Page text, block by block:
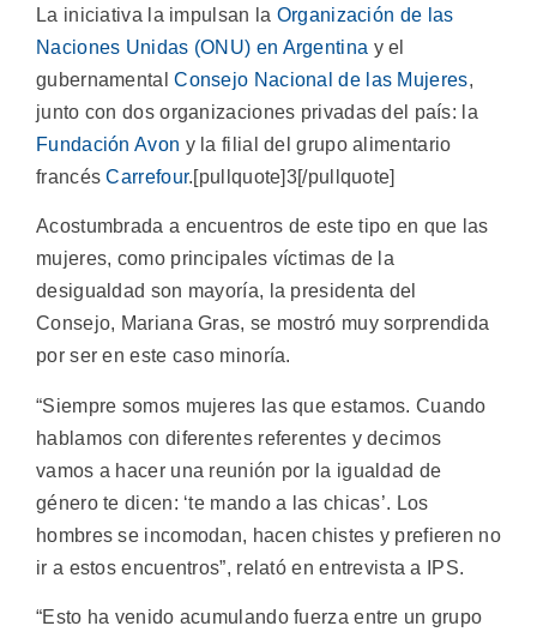
La iniciativa la impulsan la Organización de las
Naciones Unidas (ONU) en Argentina y el
gubernamentalConsejo Nacional de las Mujeres,
junto con dos organizaciones privadas del país: la
Fundación Avon y la filial del grupo alimentario
francésCarrefour.[pullquote]3[/pullquote]
Acostumbrada a encuentros de este tipo en que las
mujeres, como principales víctimas de la
desigualdad son mayoría, la presidenta del
Consejo, Mariana Gras, se mostró muy sorprendida
por ser en este caso minoría.
“Siempre somos mujeres las que estamos. Cuando
hablamos con diferentes referentes y decimos
vamos a hacer una reunión por la igualdad de
género te dicen: ‘te mando a las chicas’. Los
hombres se incomodan, hacen chistes y prefieren no
ir a estos encuentros”, relató en entrevista a IPS.
“Esto ha venido acumulando fuerza entre un grupo